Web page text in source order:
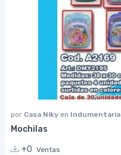
por Casa Niky en Indumentaria
Mochilas
+0 Ventas